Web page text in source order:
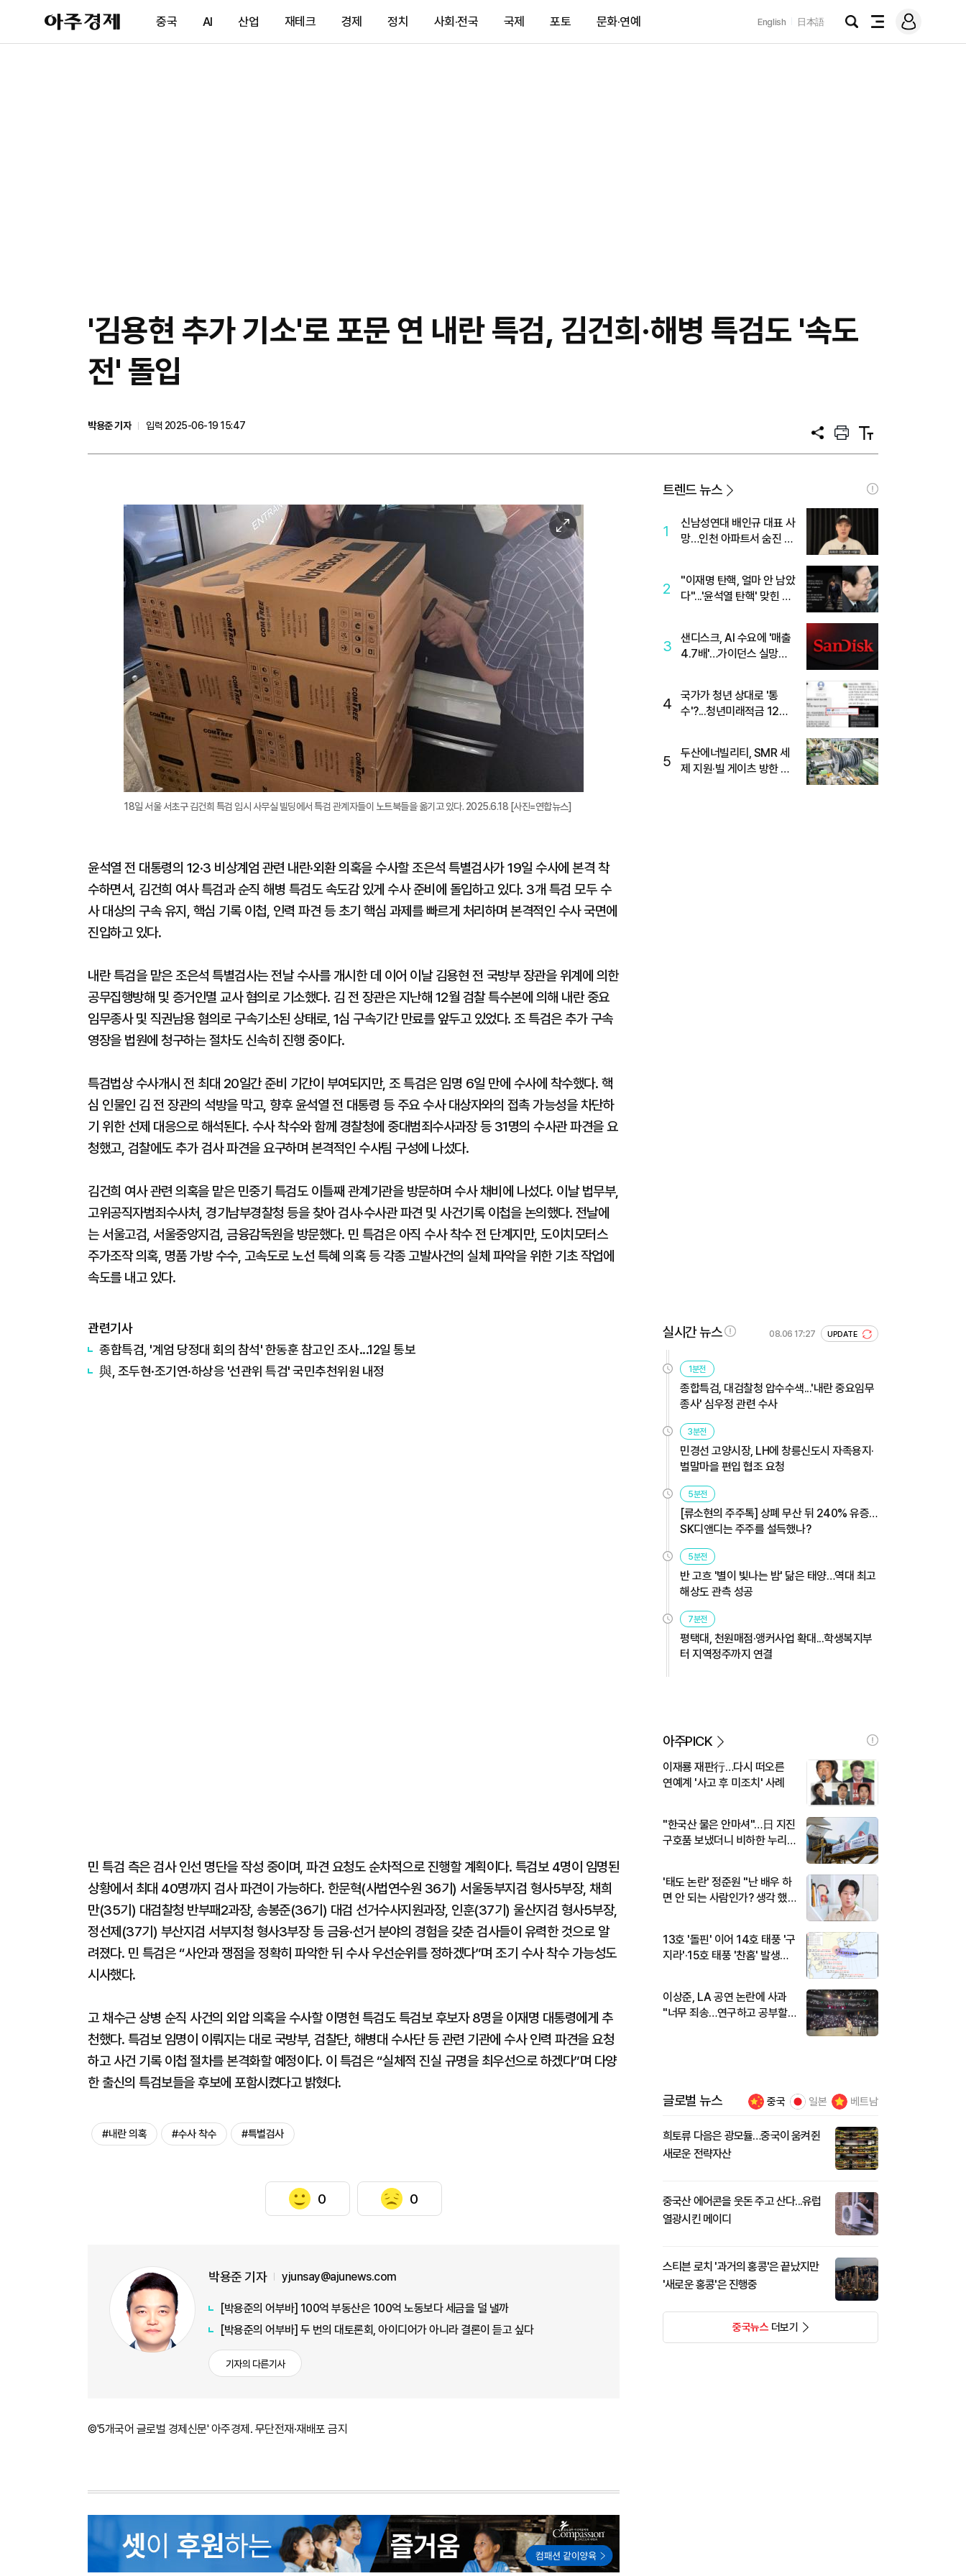
아
주
제
중국 AI 산업 재테크 경제 정치 사회·전국 국제 포토 문화·연예 English 日本語
검
전
메
그
'김용현 추가 기소'로 포문 연 내란 특검, 김건희·해병 특검도 '속도
전' 돌입
박용준 기자
입력 2025-06-19 15:47
공
프
트
텍
트
이
미
지
확
대
18일 서울 서초구 김건희 특검 임시 사무실 빌딩에서 특검 관계자들이 노트북들을 옮기고 있다. 2025.6.18 [사진=연합뉴스]
윤석열 전 대통령의 12·3 비상계엄 관련 내란·외환 의혹을 수사할 조은석 특별검사가 19일 수사에 본격 착
수하면서, 김건희 여사 특검과 순직 해병 특검도 속도감 있게 수사 준비에 돌입하고 있다. 3개 특검 모두 수
사 대상의 구속 유지, 핵심 기록 이첩, 인력 파견 등 초기 핵심 과제를 빠르게 처리하며 본격적인 수사 국면에
진입하고 있다.
내란 특검을 맡은 조은석 특별검사는 전날 수사를 개시한 데 이어 이날 김용현 전 국방부 장관을 위계에 의한
공무집행방해 및 증거인멸 교사 혐의로 기소했다. 김 전 장관은 지난해 12월 검찰 특수본에 의해 내란 중요
임무종사 및 직권남용 혐의로 구속기소된 상태로, 1심 구속기간 만료를 앞두고 있었다. 조 특검은 추가 구속
영장을 법원에 청구하는 절차도 신속히 진행 중이다.
특검법상 수사개시 전 최대 20일간 준비 기간이 부여되지만, 조 특검은 임명 6일 만에 수사에 착수했다. 핵
심 인물인 김 전 장관의 석방을 막고, 향후 윤석열 전 대통령 등 주요 수사 대상자와의 접촉 가능성을 차단하
기 위한 선제 대응으로 해석된다. 수사 착수와 함께 경찰청에 중대범죄수사과장 등 31명의 수사관 파견을 요
청했고, 검찰에도 추가 검사 파견을 요구하며 본격적인 수사팀 구성에 나섰다.
김건희 여사 관련 의혹을 맡은 민중기 특검도 이틀째 관계기관을 방문하며 수사 채비에 나섰다. 이날 법무부,
고위공직자범죄수사처, 경기남부경찰청 등을 찾아 검사·수사관 파견 및 사건기록 이첩을 논의했다. 전날에
는 서울고검, 서울중앙지검, 금융감독원을 방문했다. 민 특검은 아직 수사 착수 전 단계지만, 도이치모터스
주가조작 의혹, 명품 가방 수수, 고속도로 노선 특혜 의혹 등 각종 고발사건의 실체 파악을 위한 기초 작업에
속도를 내고 있다.
관련기사
종합특검, '계엄 당정대 회의 참석' 한동훈 참고인 조사...12일 통보
與, 조두현·조기연·하상응 '선관위 특검' 국민추천위원 내정
민 특검 측은 검사 인선 명단을 작성 중이며, 파견 요청도 순차적으로 진행할 계획이다. 특검보 4명이 임명된
상황에서 최대 40명까지 검사 파견이 가능하다. 한문혁(사법연수원 36기) 서울동부지검 형사5부장, 채희
만(35기) 대검찰청 반부패2과장, 송봉준(36기) 대검 선거수사지원과장, 인훈(37기) 울산지검 형사5부장,
정선제(37기) 부산지검 서부지청 형사3부장 등 금융·선거 분야의 경험을 갖춘 검사들이 유력한 것으로 알
려졌다. 민 특검은 “사안과 쟁점을 정확히 파악한 뒤 수사 우선순위를 정하겠다”며 조기 수사 착수 가능성도
시사했다.
고 채수근 상병 순직 사건의 외압 의혹을 수사할 이명현 특검도 특검보 후보자 8명을 이재명 대통령에게 추
천했다. 특검보 임명이 이뤄지는 대로 국방부, 검찰단, 해병대 수사단 등 관련 기관에 수사 인력 파견을 요청
하고 사건 기록 이첩 절차를 본격화할 예정이다. 이 특검은 “실체적 진실 규명을 최우선으로 하겠다”며 다양
한 출신의 특검보들을 후보에 포함시켰다고 밝혔다.
#내란 의혹 #수사 착수 #특별검사
0 0
박용준 기자 yjunsay@ajunews.com
[박용준의 어부바] 100억 부동산은 100억 노동보다 세금을 덜 낼까
[박용준의 어부바] 두 번의 대토론회, 아이디어가 아니라 결론이 듣고 싶다
기자의 다른기사
©'5개국어 글로벌 경제신문' 아주경제. 무단전재·재배포 금지
트렌드 뉴스
1
신남성연대 배인규 대표 사
망…인천 아파트서 숨진 채
2
"이재명 탄핵, 얼마 안 남았
다"...'윤석열 탄핵' 맞힌 무
3
샌디스크, AI 수요에 '매출
4.7배'…가이던스 실망에
4
국가가 청년 상대로 '통
수'?...청년미래적금 12%
5
두산에너빌리티, SMR 세
제 지원·빌 게이츠 방한 기
실시간 뉴스 08.06 17:27 UPDATE
1분전
종합특검, 대검찰청 압수수색...'내란 중요임무
종사' 심우정 관련 수사
3분전
민경선 고양시장, LH에 창릉신도시 자족용지·
벌말마을 편입 협조 요청
5분전
[류소현의 주주톡] 상폐 무산 뒤 240% 유증…
SK디앤디는 주주를 설득했나?
5분전
반 고흐 '별이 빛나는 밤' 닮은 태양…역대 최고
해상도 관측 성공
7분전
평택대, 천원매점·앵커사업 확대...학생복지부
터 지역정주까지 연결
아주PICK
이재룡 재판行…다시 떠오른
연예계 '사고 후 미조치' 사례
"한국산 물은 안마셔"…日 지진
구호품 보냈더니 비하한 누리
'태도 논란' 정준원 "난 배우 하
면 안 되는 사람인가? 생각 했
13호 '돌핀' 이어 14호 태풍 '구
지라'·15호 태풍 '찬홈' 발생…
이상준, LA 공연 논란에 사과
"너무 죄송…연구하고 공부할
글로벌 뉴스 중국 일본 베트남
희토류 다음은 광모듈…중국이 움켜쥔
새로운 전략자산
중국산 에어콘을 웃돈 주고 산다...유럽
열광시킨 메이디
스티븐 로치 '과거의 홍콩'은 끝났지만
'새로운 홍콩'은 진행중
중국뉴스더보기